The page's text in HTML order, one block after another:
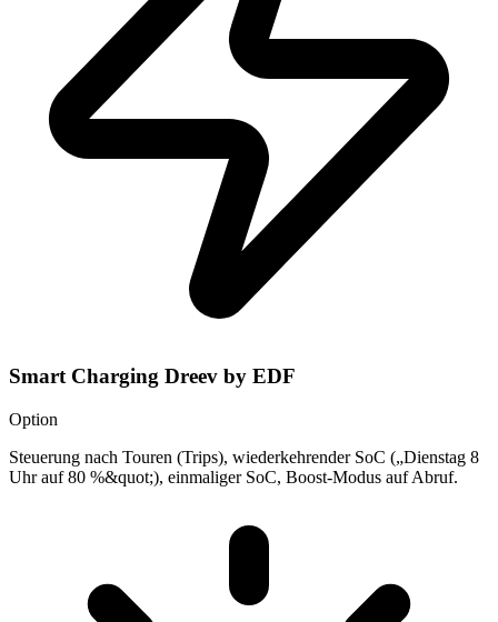
Smart Charging Dreev by EDF
Option
Steuerung nach Touren (Trips), wiederkehrender SoC („Dienstag 8
Uhr auf 80 %&quot;), einmaliger SoC, Boost-Modus auf Abruf.